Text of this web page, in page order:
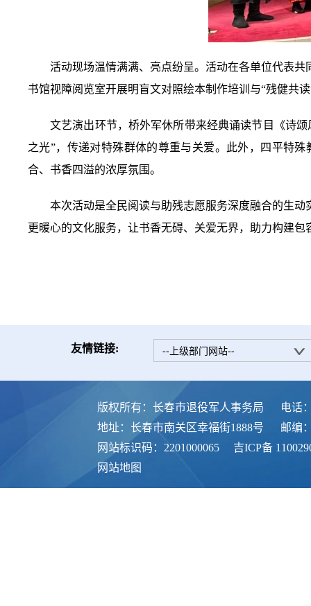
活动现场温情满满、亮点纷呈。活动在各单位代表
书馆视障阅览室开展明盲文对照绘本制作培训与“残健共
文艺演出环节，桥外军休所带来经典诵读节目《诗
之光”，传递对特殊群体的尊重与关爱。此外，四平特
合、书香四溢的浓厚氛围。
本次活动是全民阅读与助残志愿服务深度融合的生
更暖心的文化服务，让书香无碍、关爱无界，助力构建
友情链接: --上级部门网站--
版权所有：长春市退役军人事务局
电话
地址：长春市南关区幸福街1888号
邮编
网站标识码：2201000065
吉ICP备
网站地图